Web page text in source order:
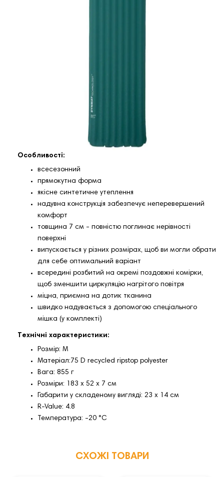
Особливості:
всесезонний
прямокутна форма
якісне синтетичне утеплення
надувна конструкція забезпечує неперевершений
комфорт
товщина 7 см - повністю поглинає нерівності
поверхні
випускається у різних розмірах, щоб ви могли обрати
для себе оптимальний варіант
всередині розбитий на окремі поздовжні комірки,
щоб зменшити циркуляцію нагрітого повітря
міцна, приємна на дотик тканина
швидко надувається з допомогою спеціального
мішка (у комплекті)
Технічні характеристики:
Розмір: M
Матеріал:75 D recycled ripstop polyester
Вага: 855 г
Розміри: 183 x 52 х 7 cм
Габарити у складеному вигляді: 23 x 14 см
R-Value: 4.8
Температура: -20 °C
СХОЖІ ТОВАРИ